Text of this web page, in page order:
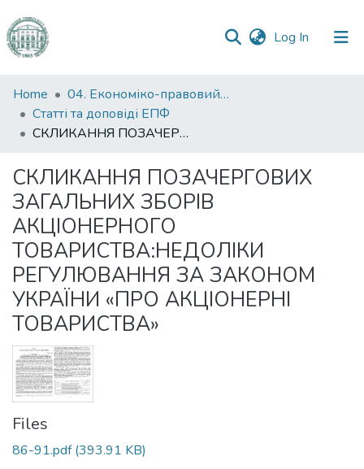
Log In (current)
Communities
&
Collections
Statistics
Home
04. Економіко-правовий факультет
Статті та доповіді ЕПФ
СКЛИКАННЯ ПОЗАЧЕРГОВИХ ЗАГАЛЬНИХ ЗБОРІВ АКЦІОНЕРНОГО ТОВАРИСТВА:НЕДОЛІКИ РЕГУЛЮВАННЯ ЗА ЗАКОНОМ УКРАЇНИ «ПРО АКЦІОНЕРНІ ТОВАРИСТВА»
СКЛИКАННЯ ПОЗАЧЕРГОВИХ
ЗАГАЛЬНИХ ЗБОРІВ
АКЦІОНЕРНОГО
ТОВАРИСТВА:НЕДОЛІКИ
РЕГУЛЮВАННЯ ЗА ЗАКОНОМ
УКРАЇНИ «ПРО АКЦІОНЕРНІ
ТОВАРИСТВА»
Files
86-91.pdf(393.91 KB)